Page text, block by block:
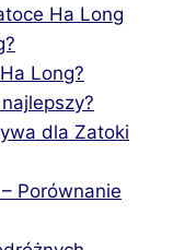
Ha Long
Long?
dla Zatoki
Porównanie